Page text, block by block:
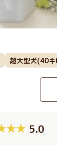
超大型犬(40
5.0